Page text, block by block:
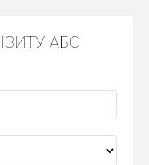
АБО